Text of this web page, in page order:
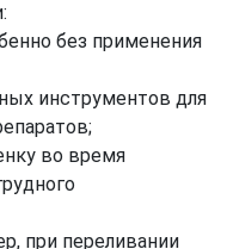
без применения
инструментов для
во время
при переливании